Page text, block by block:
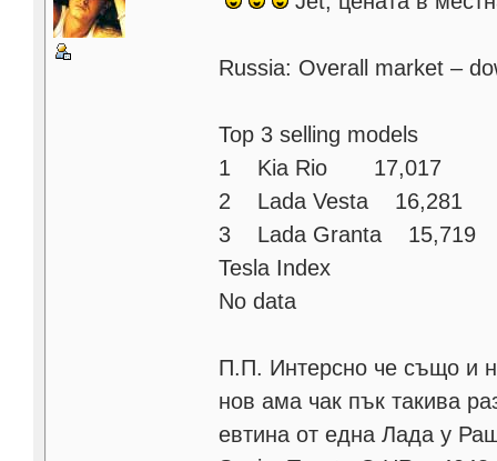
Russia: Overall market –
Top 3 selling models
1 Kia Rio 17,017
2 Lada Vesta 16,281
3 Lada Granta 15,719
Tesla Index
No data
П.П. Интерсно че също и
нов ама чак пък такива
евтина от една Лада у